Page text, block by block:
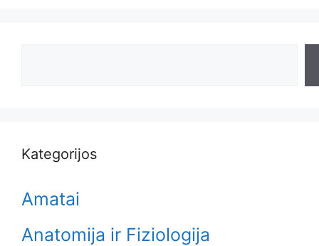
Kategorijos
Amatai
Anatomija ir Fiziologija